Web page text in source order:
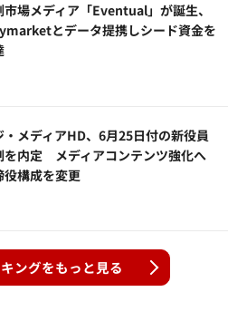
市場メディア「Eventual」が誕生、
とデータ提携しシード資金を
・メディアHD、6月25日付の新役員
を内定 メディアコンテンツ強化へ
役構成を変更
ングをもっと見る